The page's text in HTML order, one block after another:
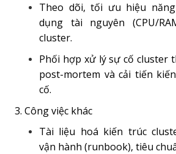
Theo dõi, tối ưu hiệu
dụng tài nguyên (CPU/
cluster.
Phối hợp xử lý sự cố cluster
post-mortem và cải tiến
cố.
3. Công việc khác
Tài liệu hoá kiến trúc
vận hành (runbook), tiêu